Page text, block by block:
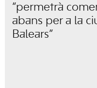
“permetrà
abans per a la
Balears”